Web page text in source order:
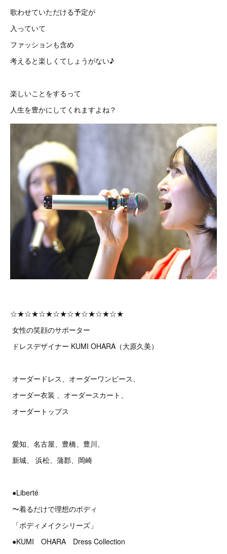
歌わせていただける予定が
入っていて
ファッションも含め
考えると楽しくてしょうがない♪
楽しいことをするって
人生を豊かにしてくれますよね？
☆★☆★☆★☆★☆★☆★☆★☆★
女性の笑顔のサポーター
ドレスデザイナー KUMI OHARA（大原久美）
オーダードレス、オーダーワンピース、
オーダー衣装 、オーダースカート、
オーダートップス
愛知、名古屋、豊橋、豊川、
新城、 浜松、蒲郡、岡崎
●Liberté
〜着るだけで理想のボディ
「ボディメイクシリーズ」
●KUMI OHARA Dress Collection